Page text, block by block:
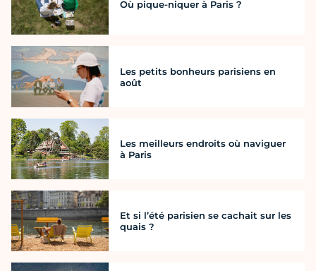
Où pique-niquer à Paris ?
Les petits bonheurs parisiens en
août
Les meilleurs endroits où naviguer
à Paris
Et si l’été parisien se cachait sur les
quais ?